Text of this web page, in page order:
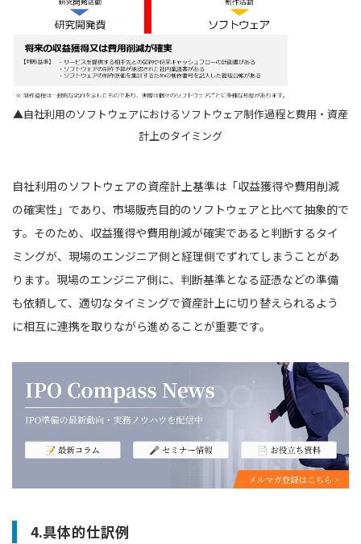
▲自社利用のソフトウェアにおけるソフトウェア制作過程と費用・資産
計上のタイミング
自社利用のソフトウェアの資産計上基準は「収益獲得や費用削減
の確実性」であり、市場販売目的のソフトウェアと比べて抽象的で
す。そのため、収益獲得や費用削減が確実であると判断するタイ
ミングが、現場のエンジニア側と経理側でずれてしまうことがあ
ります。現場のエンジニア側に、判断基準となる証憑などの準備
も依頼して、適切なタイミングで資産計上に切り替えられるよう
に相互に連携を取りながら進めることが重要です。
4.具体的仕訳例